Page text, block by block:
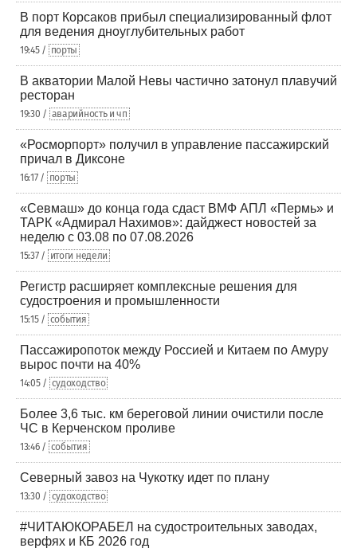
В порт Корсаков прибыл специализированный флот
для ведения дноуглубительных работ
19:45 / порты
В акватории Малой Невы частично затонул плавучий
ресторан
19:30 / аварийность и чп
«Росморпорт» получил в управление пассажирский
причал в Диксоне
16:17 / порты
«Севмаш» до конца года сдаст ВМФ АПЛ «Пермь» и
ТАРК «Адмирал Нахимов»: дайджест новостей за
неделю с 03.08 по 07.08.2026
15:37 / итоги недели
Регистр расширяет комплексные решения для
судостроения и промышленности
15:15 / события
Пассажиропоток между Россией и Китаем по Амуру
вырос почти на 40%
14:05 / судоходство
Более 3,6 тыс. км береговой линии очистили после
ЧС в Керченском проливе
13:46 / события
Северный завоз на Чукотку идет по плану
13:30 / судоходство
#ЧИТАЮКОРАБЕЛ на судостроительных заводах,
верфях и КБ 2026 год